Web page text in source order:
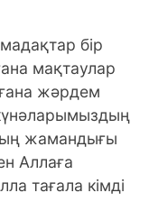
бір
мақтаулар
жәрдем
жамандығы
Аллаға
тағала кімді